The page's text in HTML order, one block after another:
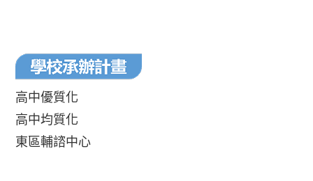
高中優質化
高中均質化
東區輔諮中心